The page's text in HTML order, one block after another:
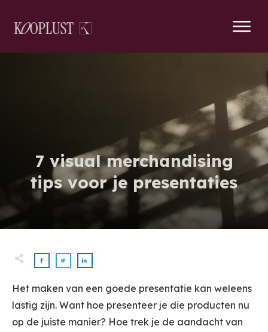
7 visual merchandising
tips voor je presentaties
Het maken van een goede presentatie kan weleens
lastig zijn. Want hoe presenteer je die producten nu
op de juiste manier? Hoe trek je de aandacht van